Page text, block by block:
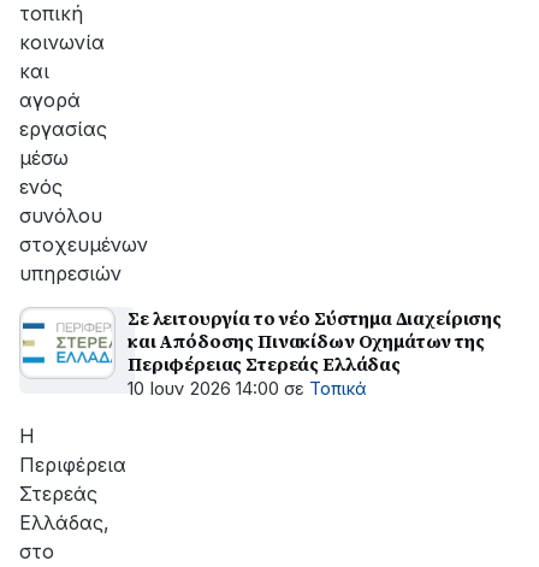
τοπική
κοινωνία
και
αγορά
εργασίας
μέσω
ενός
συνόλου
στοχευμένων
υπηρεσιών
Σε λειτουργία το νέο Σύστημα Διαχείρισης
και Απόδοσης Πινακίδων Οχημάτων της
Περιφέρειας Στερεάς Ελλάδας
10 Ιουν 2026 14:00 σε Τοπικά
Η
Περιφέρεια
Στερεάς
Ελλάδας,
στο